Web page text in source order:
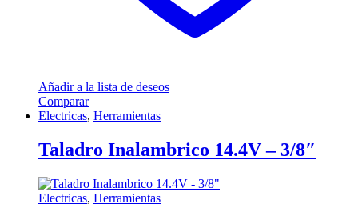
Añadir a la lista de deseos
Comparar
Electricas, Herramientas
Taladro Inalambrico 14.4V – 3/8″
Electricas, Herramientas